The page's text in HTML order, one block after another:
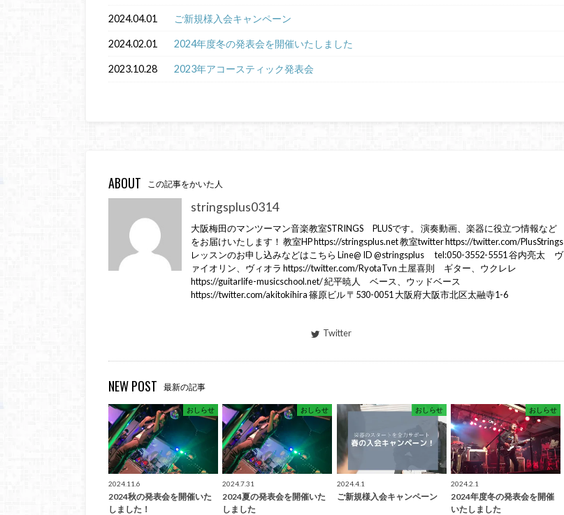
2024.04.01 ご新規様入会キャンペーン
2024.02.01 2024年度冬の発表会を開催いたしました
2023.10.28 2023年アコースティック発表会
ABOUT この記事をかいた人
stringsplus0314
大阪梅田のマンツーマン音楽教室STRINGS PLUSです。 演奏動画、楽器に役立つ情報など
をお届けいたします！ 教室HP https://stringsplus.net 教室twitter https://twitter.com/PlusStrings
レッスンのお申し込みなどはこちら Line@ ID @stringsplus tel:050-3552-5551 谷内亮太 ヴ
ァイオリン、ヴィオラ https://twitter.com/RyotaTvn 土屋喜則 ギター、ウクレレ
https://guitarlife-musicschool.net/ 紀平暁人 ベース、ウッドベース
https://twitter.com/akitokihira 篠原ビル 〒530-0051 大阪府大阪市北区太融寺1-6
Twitter
NEW POST 最新の記事
おしらせ
2024.11.6
2024秋の発表会を開催いた
しました！
おしらせ
2024.7.31
2024夏の発表会を開催いた
しました
おしらせ
2024.4.1
ご新規様入会キャンペーン
おしらせ
2024.2.1
2024年度冬の発表会を開催
いたしました